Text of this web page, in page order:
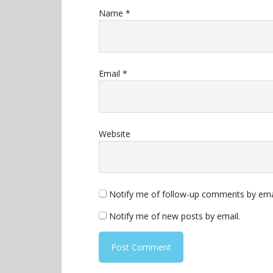
Name *
Email *
Website
Notify me of follow-up comments by
Notify me of new posts by email.